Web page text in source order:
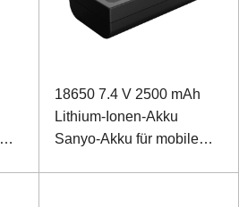
18650 7.4 V 2500 mAh
Lithium-Ionen-Akku
Sanyo-Akku für mobile